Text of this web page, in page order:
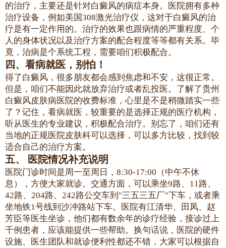
的治疗，主要还是针对白癜风的病症本身。医院拥有多种
治疗设备，例如美国308激光治疗仪，这对于白癜风的治
疗是有一定作用的。治疗的效果也跟病情的严重程度、个
人的身体状况以及治疗方案的配合程度等等都有关系。毕
竟，治病是个系统工程，需要咱们积极配合。
四、看病就医，别怕！
得了白癜风，很多朋友都会感到焦虑和不安，这很正常。
但是，咱们不能因此就放弃治疗或者乱投医。了解了贵州
白癜风皮肤病医院的收费标准，心里是不是稍微踏实一些
了？记住，看病就医，较重要的是选择正规的医疗机构，
听从医生的专业建议，积极配合治疗。别忘了，咱们还有
当地的正规医院皮肤科可以选择，可以多方比较，找到较
适合自己的治疗方案。
五、 医院情况补充说明
医院门诊时间是周一至周日，8:30-17:00（中午不休
息），方便大家就诊。交通方面，可以乘坐9路、11路、
42路、204路、242路公交车到"三五三五厂"下车，或者乘
坐地铁1号线到沙冲路站下车。医院有江清华、田凤、赵
芳臣等医生坐诊，他们都有数余年的诊疗经验，接诊过上
千例患者，应该能提供一些帮助。换句话说，医院的硬件
设施、医生团队和就诊便利性都还不错，大家可以根据自